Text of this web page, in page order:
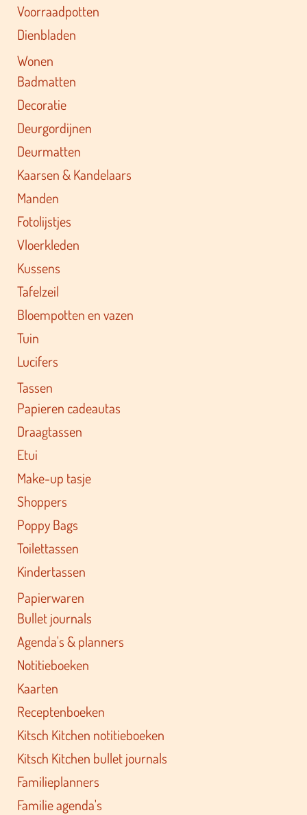
Voorraadpotten
Dienbladen
Wonen
Badmatten
Decoratie
Deurgordijnen
Deurmatten
Kaarsen & Kandelaars
Manden
Fotolijstjes
Vloerkleden
Kussens
Tafelzeil
Bloempotten en vazen
Tuin
Lucifers
Tassen
Papieren cadeautas
Draagtassen
Etui
Make-up tasje
Shoppers
Poppy Bags
Toilettassen
Kindertassen
Papierwaren
Bullet journals
Agenda's & planners
Notitieboeken
Kaarten
Receptenboeken
Kitsch Kitchen notitieboeken
Kitsch Kitchen bullet journals
Familieplanners
Familie agenda's